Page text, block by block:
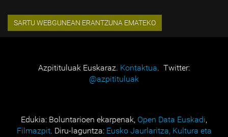
Azpitituluak Euskaraz. Kontaktua. Twitter:
@azpitituluak
Edukia: Boluntarioen ekarpenak, Open Data Euskadi,
Filmazpit. Diru-laguntza: Eusko Jaurlaritza, Kultura eta